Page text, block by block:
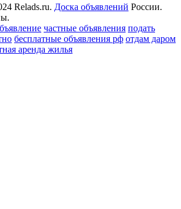
Relads.ru. Доска объявлений России.
частные объявления подать
бесплатные объявления рф отдам даром
аренда жилья